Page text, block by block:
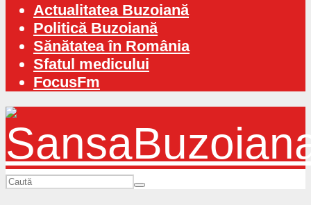
Actualitatea Buzoiană
Politică Buzoiană
Sănătatea în România
Sfatul medicului
FocusFm